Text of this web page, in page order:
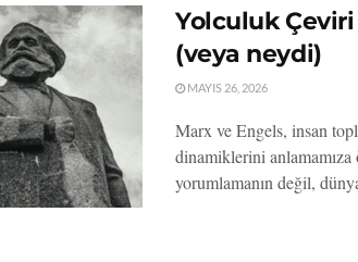
Yolculuk Çeviri
(veya neydi)
MAYIS 26, 2026
Marx ve Engels, insan
dinamiklerini
yorumlamanın değil,